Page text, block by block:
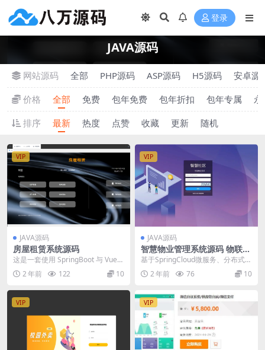
登录
JAVA源码
网站源码 全部 PHP源码 ASP源码 H5源码
安卓源
价格
全部 免费 包年免费 包年折扣 包年专属
排序
最新 热度 点赞 收藏 更新 随机
VIP
JAVA源码
房屋租赁系统源码
这是一套使用 SpringBoot 与 Vue
开发的房屋租赁系统源码，站长分
析...2 年前 122 10
VIP
JAVA源码
智慧物业管理系统源码 物联网
对接
基于SpringCloud微服务、分布式架
构，更易扩展；后端使用JAVA，页
面V...2 年前 76 10
VIP VIP